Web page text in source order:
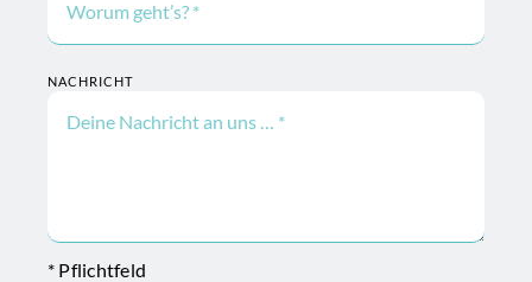
NACHRICHT
* Pflichtfeld